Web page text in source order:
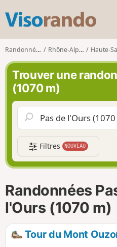
s
o
r
n
o
Randonnées Rhône-Alpes Haute-
Trouver une
(1070 m)
Filtres NOUVEAU
Randonnées
l'Ours (1070 m)
Tour du Mont